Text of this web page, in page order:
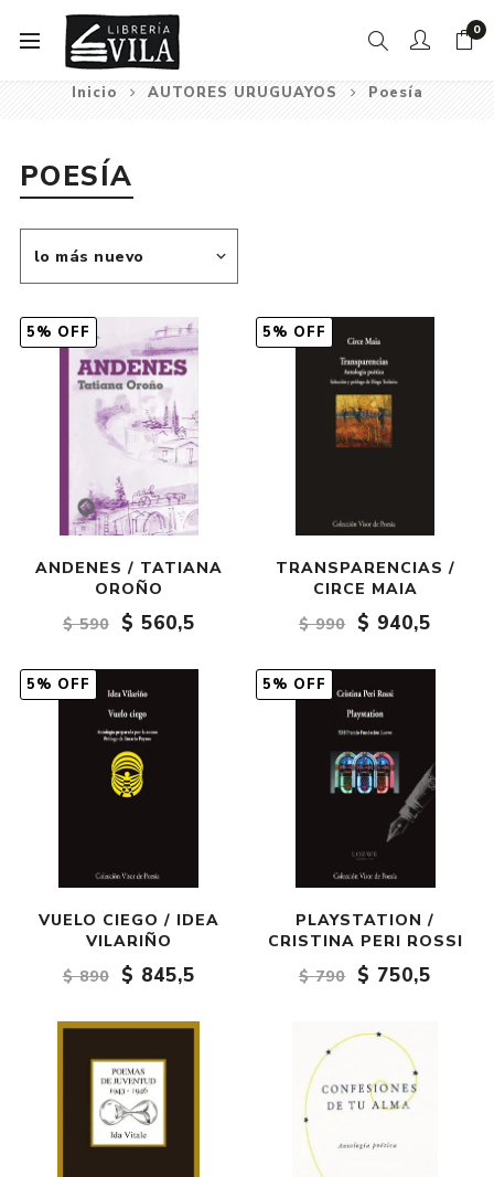
0
Inicio AUTORES URUGUAYOS Poesía
POESÍA
5% OFF
ANDENES / TATIANA
OROÑO
$ 590
$ 560,5
5% OFF
TRANSPARENCIAS /
CIRCE MAIA
$ 990
$ 940,5
5% OFF
VUELO CIEGO / IDEA
VILARIÑO
$ 890
$ 845,5
5% OFF
PLAYSTATION /
CRISTINA PERI ROSSI
$ 790
$ 750,5